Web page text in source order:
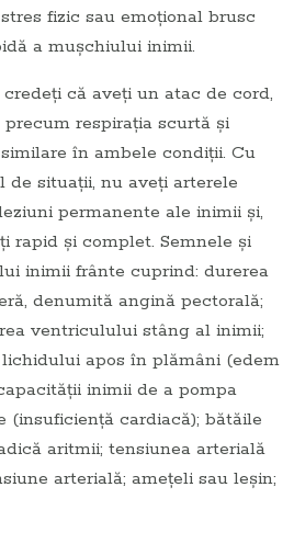
fizic sau emoțional brusc
a mușchiului inimii.
că aveți un atac de cord,
respirația scurtă și
în ambele condiții. Cu
de situații, nu aveți arterele
permanente ale inimii și,
rapid și complet. Semnele și
inimii frânte cuprind: durerea
denumită angină pectorală;
ventriculului stâng al inimii;
apos în plămâni (edem
inimii de a pompa
(insuficiență cardiacă); bătăile
aritmii; tensiunea arterială
arterială; amețeli sau leșin;